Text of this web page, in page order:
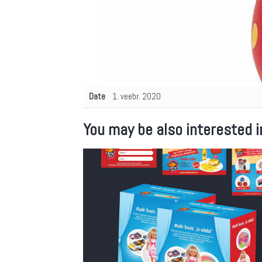
Date 1. veebr. 2020
You may be also interested